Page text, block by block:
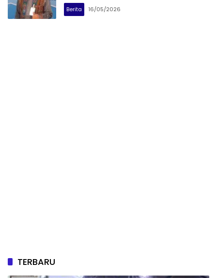
Nasional
Berita 16/05/2026
TERBARU